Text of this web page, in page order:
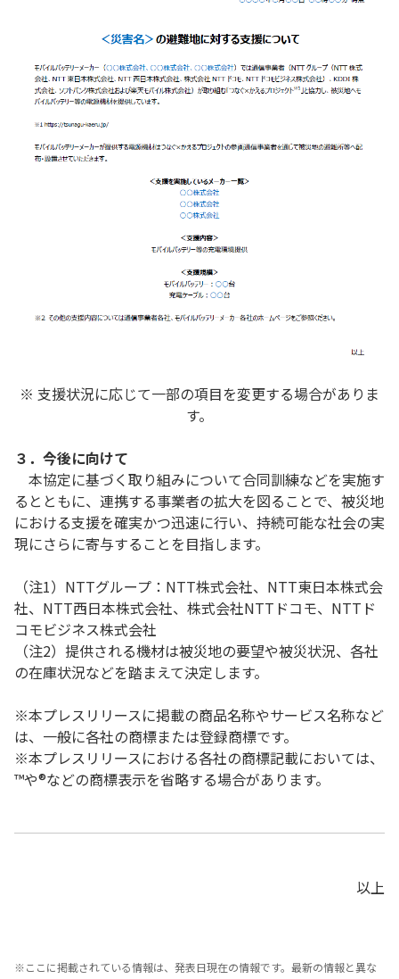
※ 支援状況に応じて一部の項目を変更する場合がありま
す。
３．今後に向けて
本協定に基づく取り組みについて合同訓練などを実施す
るとともに、連携する事業者の拡大を図ることで、被災地
における支援を確実かつ迅速に行い、持続可能な社会の実
現にさらに寄与することを目指します。
（注1）NTTグループ：NTT株式会社、NTT東日本株式会
社、NTT西日本株式会社、株式会社NTTドコモ、NTTド
コモビジネス株式会社
（注2）提供される機材は被災地の要望や被災状況、各社
の在庫状況などを踏まえて決定します。
※本プレスリリースに掲載の商品名称やサービス名称など
は、一般に各社の商標または登録商標です。
※本プレスリリースにおける各社の商標記載においては、
™や®などの商標表示を省略する場合があります。
以上
※ここに掲載されている情報は、発表日現在の情報です。最新の情報と異な